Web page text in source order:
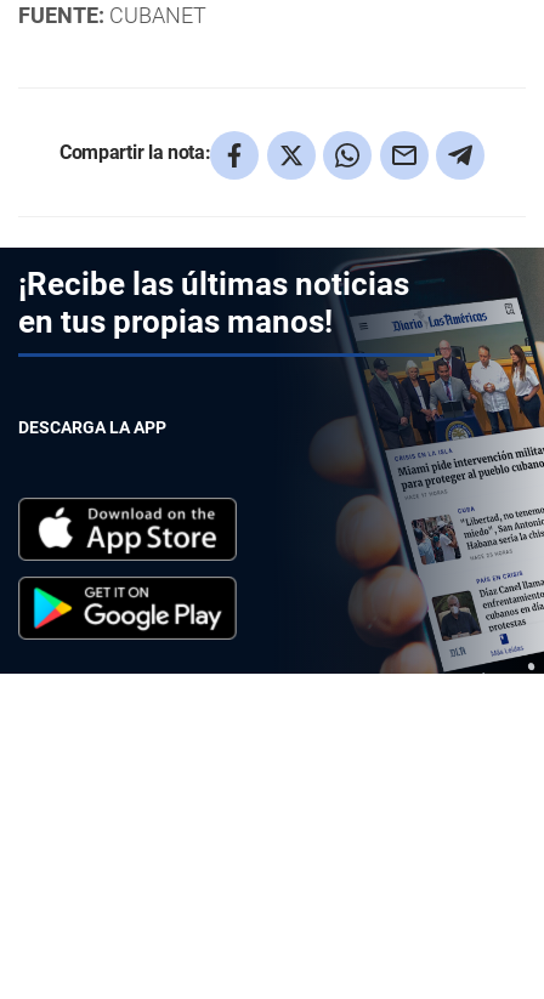
FUENTE: CUBANET
Compartir la nota:
¡Recibe las últimas noticias
en tus propias manos!
DESCARGA LA APP